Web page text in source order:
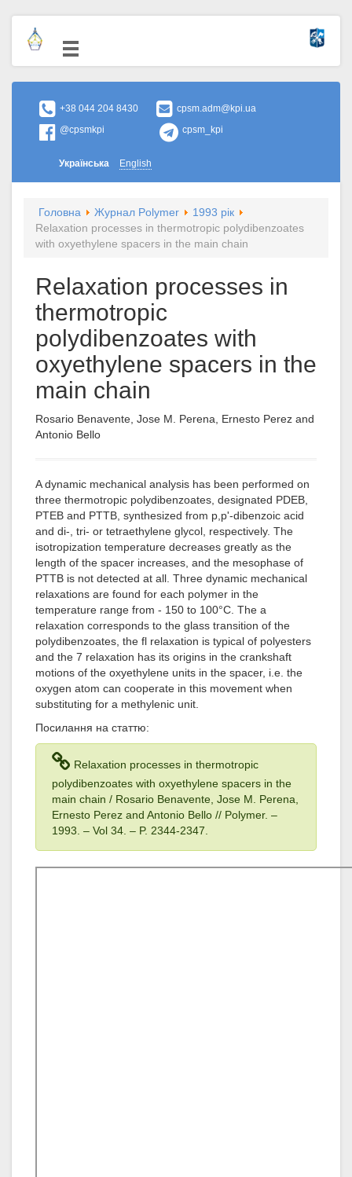
+38 044 204 8430
cpsm.adm@kpi.ua
@cpsmkpi
cpsm_kpi
Українська English
Головна Журнал Polymer
1993 рік
Relaxation processes in thermotropic polydibenzoates
with oxyethylene spacers in the main chain
Relaxation processes in
thermotropic
polydibenzoates with
oxyethylene spacers in the
main chain
Rosario Benavente, Jose M. Perena, Ernesto Perez and
Antonio Bello
A dynamic mechanical analysis has been performed on
three thermotropic polydibenzoates, designated PDEB,
PTEB and PTTB, synthesized from p,p'-dibenzoic acid
and di-, tri- or tetraethylene glycol, respectively. The
isotropization temperature decreases greatly as the
length of the spacer increases, and the mesophase of
PTTB is not detected at all. Three dynamic mechanical
relaxations are found for each polymer in the
temperature range from - 150 to 100°C. The a
relaxation corresponds to the glass transition of the
polydibenzoates, the fl relaxation is typical of polyesters
and the 7 relaxation has its origins in the crankshaft
motions of the oxyethylene units in the spacer, i.e. the
oxygen atom can cooperate in this movement when
substituting for a methylenic unit.
Посилання на статтю:
Relaxation processes in thermotropic
polydibenzoates with oxyethylene spacers in the
main chain / Rosario Benavente, Jose M. Perena,
Ernesto Perez and Antonio Bello // Polymer. –
1993 . – Vol 34 . – P. 2344-2347.